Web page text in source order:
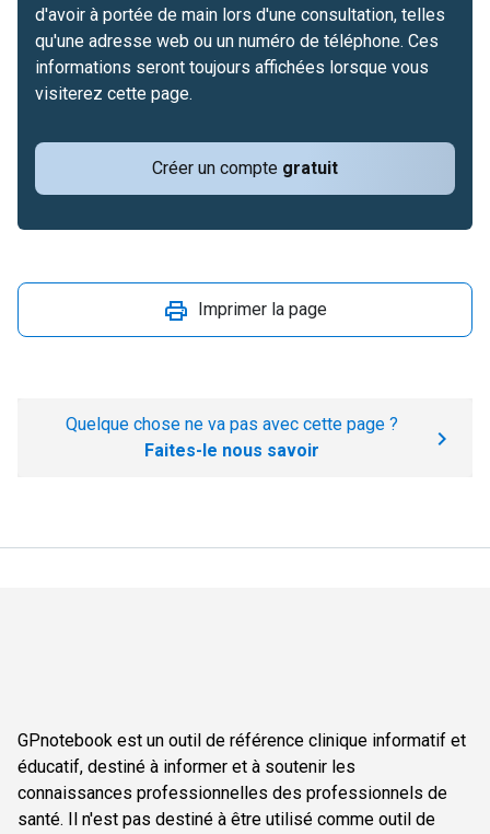
Créer un compte gratuit
d'avoir à portée de main lors d'une consultation, telles
qu'une adresse web ou un numéro de téléphone. Ces
informations seront toujours affichées lorsque vous
visiterez cette page.
Imprimer la page
Quelque chose ne va pas avec cette page ?
Faites-le nous savoir
GPnotebook est un outil de référence clinique informatif et
éducatif, destiné à informer et à soutenir les
connaissances professionnelles des professionnels de
santé. Il n'est pas destiné à être utilisé comme outil de